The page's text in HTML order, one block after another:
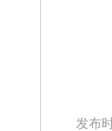
发布